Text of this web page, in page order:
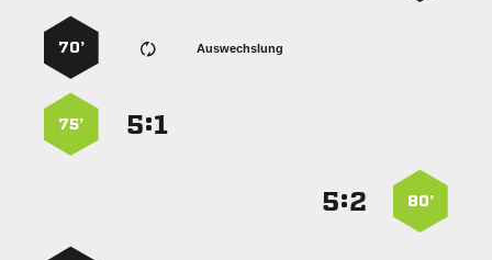
Auswechslung
70’
:
75’
80’
: